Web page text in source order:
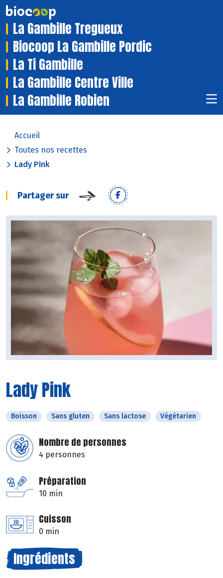
La Gambille Tregueux
Biocoop La Gambille Pordic
La Ti Gambille
La Gambille Centre Ville
La Gambille Robien
Accueil
Toutes nos recettes
Lady Pink
Partager sur
Lady Pink
Boisson Sans gluten Sans lactose Végétarien
Nombre de personnes
4 personnes
Préparation
10 min
Cuisson
0 min
Ingrédients